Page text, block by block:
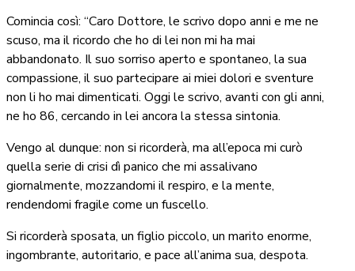
Comincia così: “Caro Dottore, le scrivo dopo anni e me ne
scuso, ma il ricordo che ho di lei non mi ha mai
abbandonato. Il suo sorriso aperto e spontaneo, la sua
compassione, il suo partecipare ai miei dolori e sventure
non li ho mai dimenticati. Oggi le scrivo, avanti con gli anni,
ne ho 86, cercando in lei ancora la stessa sintonia.
Vengo al dunque: non si ricorderà, ma all’epoca mi curò
quella serie di crisi dì panico che mi assalivano
giornalmente, mozzandomi il respiro, e la mente,
rendendomi fragile come un fuscello.
Si ricorderà sposata, un figlio piccolo, un marito enorme,
ingombrante, autoritario, e pace all’anima sua, despota.